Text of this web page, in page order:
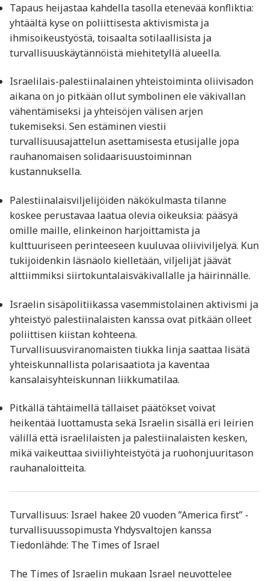
Tapaus heijastaa kahdella tasolla etenevää konfliktia:
yhtäältä kyse on poliittisesta aktivismista ja
ihmisoikeustyöstä, toisaalta sotilaallisista ja
turvallisuuskäytännöistä miehitetyllä alueella.
Israelilais-palestiinalainen yhteistoiminta oliivisadon
aikana on jo pitkään ollut symbolinen ele väkivallan
vähentämiseksi ja yhteisöjen välisen arjen
tukemiseksi. Sen estäminen viestii
turvallisuusajattelun asettamisesta etusijalle jopa
rauhanomaisen solidaarisuustoiminnan
kustannuksella.
Palestiinalaisviljelijöiden näkökulmasta tilanne
koskee perustavaa laatua olevia oikeuksia: pääsyä
omille maille, elinkeinon harjoittamista ja
kulttuuriseen perinteeseen kuuluvaa oliiviviljelyä. Kun
tukijoidenkin läsnäolo kielletään, viljelijät jäävät
alttiimmiksi siirtokuntalaisväkivallalle ja häirinnälle.
Israelin sisäpolitiikassa vasemmistolainen aktivismi ja
yhteistyö palestiinalaisten kanssa ovat pitkään olleet
poliittisen kiistan kohteena.
Turvallisuusviranomaisten tiukka linja saattaa lisätä
yhteiskunnallista polarisaatiota ja kaventaa
kansalaisyhteiskunnan liikkumatilaa.
Pitkällä tähtäimellä tällaiset päätökset voivat
heikentää luottamusta sekä Israelin sisällä eri leirien
välillä että israelilaisten ja palestiinalaisten kesken,
mikä vaikeuttaa siviiliyhteistyötä ja ruohonjuuritason
rauhanaloitteita.
Turvallisuus: Israel hakee 20 vuoden ”America first” -
turvallisuussopimusta Yhdysvaltojen kanssa
Tiedonlähde: The Times of Israel
The Times of Israelin mukaan Israel neuvottelee